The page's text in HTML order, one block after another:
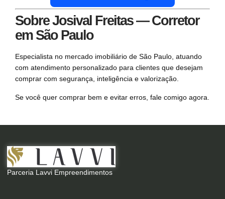
Sobre Josival Freitas — Corretor
em São Paulo
Especialista no mercado imobiliário de São Paulo, atuando
com atendimento personalizado para clientes que desejam
comprar com segurança, inteligência e valorização.
Se você quer comprar bem e evitar erros, fale comigo agora.
Parceria Lavvi Empreendimentos